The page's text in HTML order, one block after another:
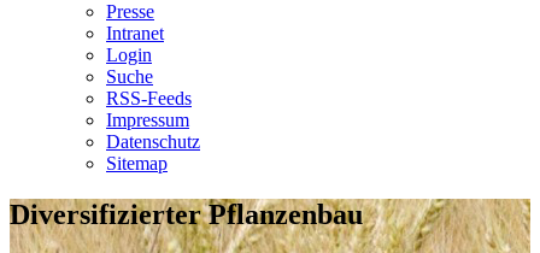
Presse
Intranet
Login
Suche
RSS-Feeds
Impressum
Datenschutz
Sitemap
Diversifizierter Pflanzenbau